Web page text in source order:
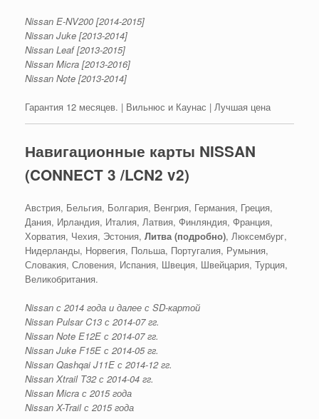
Nissan E-NV200 [2014-2015]
Nissan Juke [2013-2014]
Nissan Leaf [2013-2015]
Nissan Micra [2013-2016]
Nissan Note [2013-2014]
Гарантия 12 месяцев. | Вильнюс и Каунас | Лучшая цена
Навигационные карты NISSAN
(CONNECT 3 /LCN2 v2)
Австрия, Бельгия, Болгария, Венгрия, Германия, Греция,
Дания, Ирландия, Италия, Латвия, Финляндия, Франция,
Хорватия, Чехия, Эстония, Литва (подробно), Люксембург,
Нидерланды, Норвегия, Польша, Португалия, Румыния,
Словакия, Словения, Испания, Швеция, Швейцария, Турция,
Великобритания.
Nissan с 2014 года и далее с SD-картой
Nissan Pulsar C13 с 2014-07 гг.
Nissan Note E12E с 2014-07 гг.
Nissan Juke F15E с 2014-05 гг.
Nissan Qashqai J11E с 2014-12 гг.
Nissan Xtrail T32 с 2014-04 гг.
Nissan Micra с 2015 года
Nissan X-Trail с 2015 года